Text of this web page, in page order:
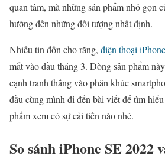
quan tâm, mà những sản phẩm nhỏ gọn
hướng đến những đối tượng nhất định.
Nhiều tin đồn cho rằng, điện thoại
mắt vào đầu tháng 3. Dòng sản phẩm
cạnh tranh thẳng vào phân khúc
đầu cùng mình đi đến bài viết để tìm
phẩm xem có sự cải tiến nào nhé.
So sánh iPhone SE 2022